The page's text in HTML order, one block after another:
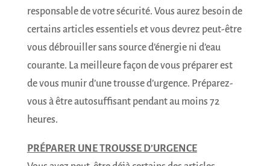
responsable de votre sécurité. Vous aurez besoin de
certains articles essentiels et vous devrez peut-être
vous débrouiller sans source d’énergie ni d’eau
courante. La meilleure façon de vous préparer est
de vous munir d’une trousse d’urgence. Préparez-
vous à être autosuffisant pendant au moins 72
heures.
PRÉPARER UNE TROUSSE D’URGENCE